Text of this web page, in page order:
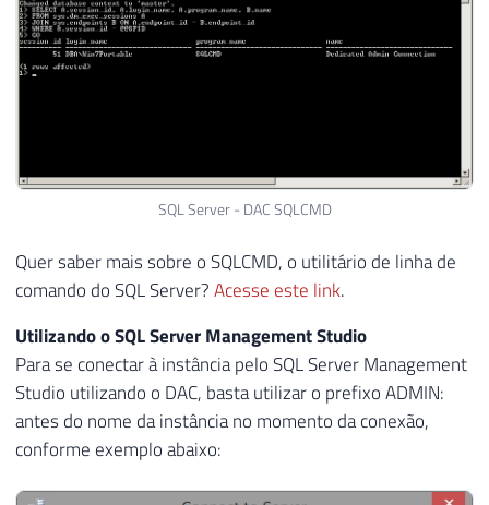
SQL Server - DAC SQLCMD
Quer saber mais sobre o SQLCMD, o utilitário de linha de
comando do SQL Server?Acesse este link.
Utilizando o SQL Server Management Studio
Para se conectar à instância pelo SQL Server Management
Studio utilizando o DAC, basta utilizar o prefixo ADMIN:
antes do nome da instância no momento da conexão,
conforme exemplo abaixo: